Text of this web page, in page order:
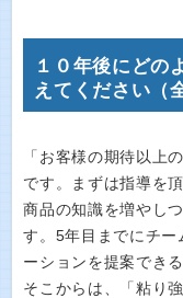
１０年後にどの
えてください（
「お客様の期待以上
です。まずは指導を
商品の知識を増やし
す。5年目までにチー
ーションを提案でき
そこからは、「粘り